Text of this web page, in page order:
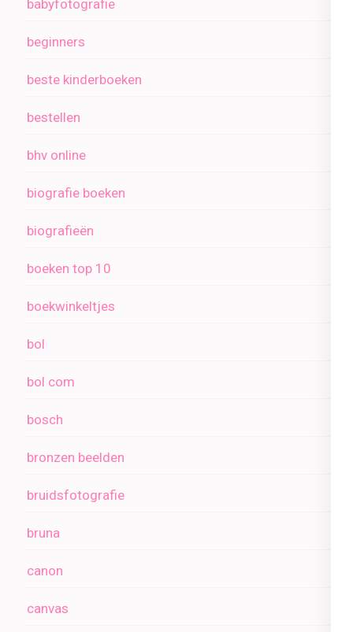
babyfotografie
beginners
beste kinderboeken
bestellen
bhv online
biografie boeken
biografieën
boeken top 10
boekwinkeltjes
bol
bol com
bosch
bronzen beelden
bruidsfotografie
bruna
canon
canvas